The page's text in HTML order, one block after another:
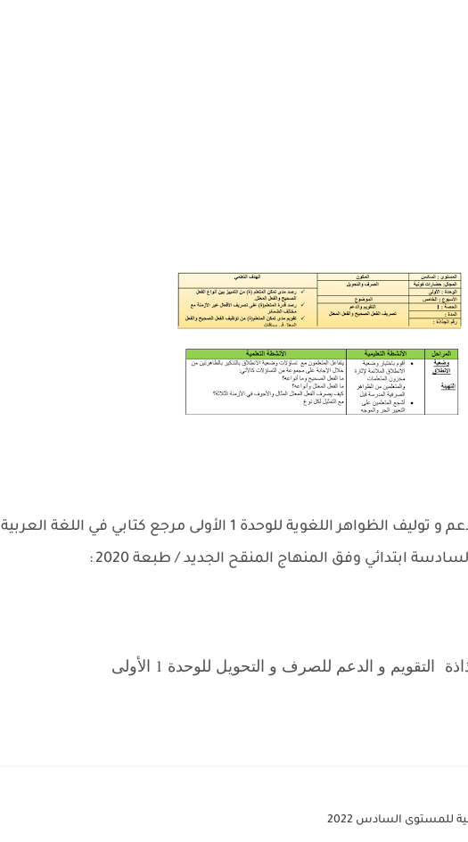
نقدم لكم جذاذات تقويم و دعم و توليف الظواهر اللغوية للوحدة 1 الأولى مرجع كتابي في اللغة العربية
.
:
التقويم و الدعم للصرف و التحويل للوحدة 1 الأولى
للمستوى السادس 2022